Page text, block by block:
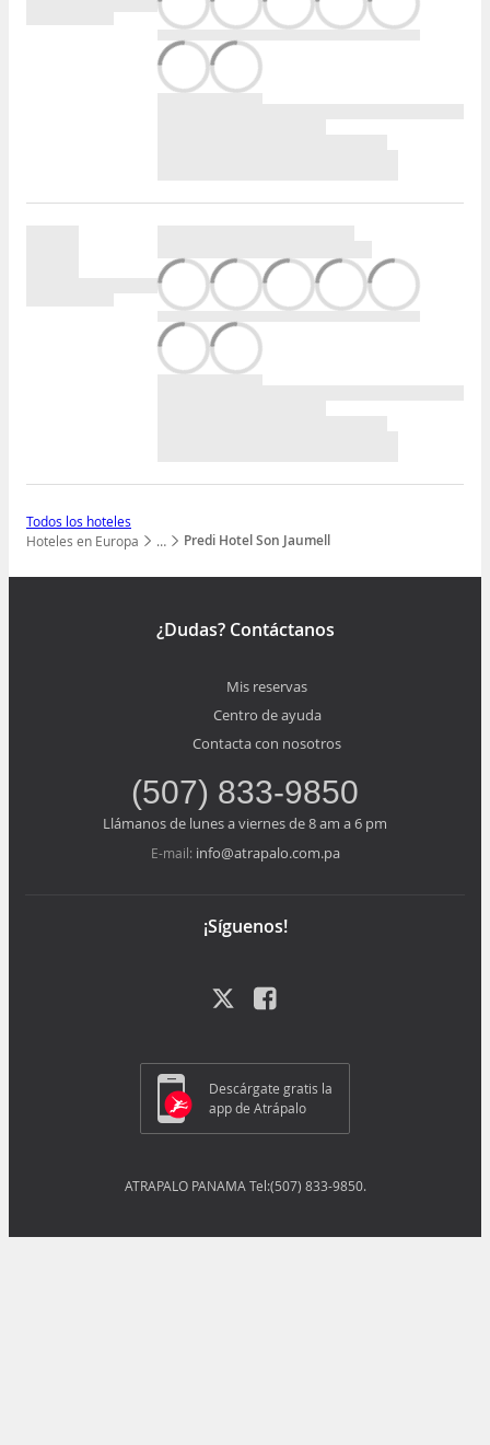
Todos los hoteles
…
Mostrar todos los niveles
Hoteles en Europa Predi Hotel Son Jaumell
¿Dudas? Contáctanos
Mis reservas
Centro de ayuda
Contacta con nosotros
(507) 833-9850
Llámanos de lunes a viernes de 8 am a 6 pm
E-mail: info@atrapalo.com.pa
¡Síguenos!
Descárgate gratis la
app de Atrápalo
ATRAPALO PANAMA Tel:(507) 833-9850.